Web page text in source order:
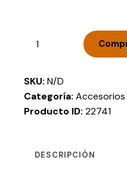
SKU: N/D
Categoría:
Producto ID: 22741
DESCRIPCIÓN